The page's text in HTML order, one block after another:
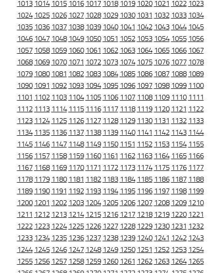
1013 1014 1015 1016 1017 1018 1019 1020 1021 1022 1023
1024 1025 1026 1027 1028 1029 1030 1031 1032 1033 1034
1035 1036 1037 1038 1039 1040 1041 1042 1043 1044 1045
1046 1047 1048 1049 1050 1051 1052 1053 1054 1055 1056
1057 1058 1059 1060 1061 1062 1063 1064 1065 1066 1067
1068 1069 1070 1071 1072 1073 1074 1075 1076 1077 1078
1079 1080 1081 1082 1083 1084 1085 1086 1087 1088 1089
1090 1091 1092 1093 1094 1095 1096 1097 1098 1099 1100
1101 1102 1103 1104 1105 1106 1107 1108 1109 1110 1111
1112 1113 1114 1115 1116 1117 1118 1119 1120 1121 1122
1123 1124 1125 1126 1127 1128 1129 1130 1131 1132 1133
1134 1135 1136 1137 1138 1139 1140 1141 1142 1143 1144
1145 1146 1147 1148 1149 1150 1151 1152 1153 1154 1155
1156 1157 1158 1159 1160 1161 1162 1163 1164 1165 1166
1167 1168 1169 1170 1171 1172 1173 1174 1175 1176 1177
1178 1179 1180 1181 1182 1183 1184 1185 1186 1187 1188
1189 1190 1191 1192 1193 1194 1195 1196 1197 1198 1199
1200 1201 1202 1203 1204 1205 1206 1207 1208 1209 1210
1211 1212 1213 1214 1215 1216 1217 1218 1219 1220 1221
1222 1223 1224 1225 1226 1227 1228 1229 1230 1231 1232
1233 1234 1235 1236 1237 1238 1239 1240 1241 1242 1243
1244 1245 1246 1247 1248 1249 1250 1251 1252 1253 1254
1255 1256 1257 1258 1259 1260 1261 1262 1263 1264 1265